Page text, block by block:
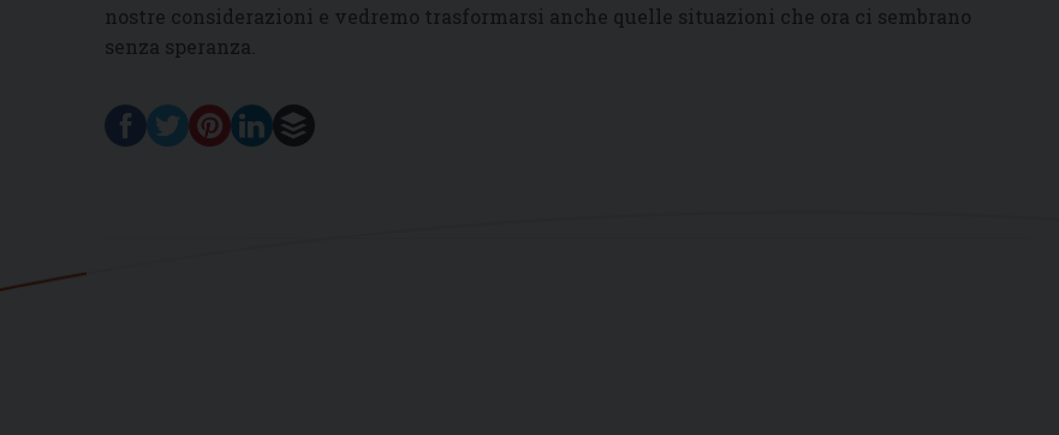
nostre considerazioni e vedremo trasformarsi anche quelle situazioni che ora ci sembrano
senza speranza.